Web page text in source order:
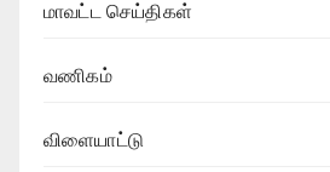
மாவட்ட செய்திகள்
வணிகம்
விளையாட்டு